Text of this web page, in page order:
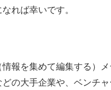
れば幸いです。
報を集めて編集する）
の大手企業や、ベンチ